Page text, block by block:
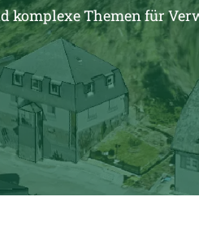
komplexe Themen für